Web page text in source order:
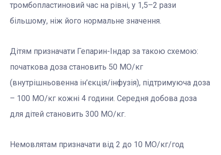
тромбопластиновий час на рівні, у 1,5–2 рази
більшому, ніж його нормальне значення.
Дітям призначати Гепарин-Індар за такою схемою:
початкова доза становить 50 МО/кг
(внутрішньовенна ін’єкція/інфузія), підтримуюча доза
– 100 МО/кг кожні 4 години. Середня добова доза
для дітей становить 300 МО/кг.
Немовлятам призначати від 2 до 10 МО/кг/год